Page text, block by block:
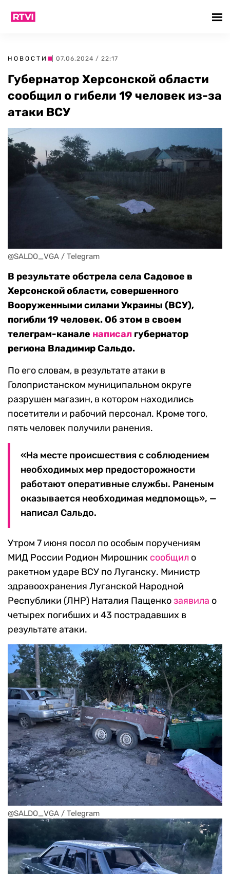
НОВОСТИ | 07.06.2024 / 22:17
Губернатор Херсонской области
сообщил о гибели 19 человек из-за
атаки ВСУ
@SALDO_VGA / Telegram
В результате обстрела села Садовое в
Херсонской области, совершенного
Вооруженными силами Украины (ВСУ),
погибли 19 человек. Об этом в своем
телеграм-канале написал губернатор
региона Владимир Сальдо.
По его словам, в результате атаки в
Голопристанском муниципальном округе
разрушен магазин, в котором находились
посетители и рабочий персонал. Кроме того,
пять человек получили ранения.
«На месте происшествия с соблюдением
необходимых мер предосторожности
работают оперативные службы. Раненым
оказывается необходимая медпомощь», —
написал Сальдо.
Утром 7 июня посол по особым поручениям
МИД России Родион Мирошник сообщил о
ракетном ударе ВСУ по Луганску. Министр
здравоохранения Луганской Народной
Республики (ЛНР) Наталия Пащенкозаявила о
четырех погибших и 43 пострадавших в
результате атаки.
@SALDO_VGA / Telegram